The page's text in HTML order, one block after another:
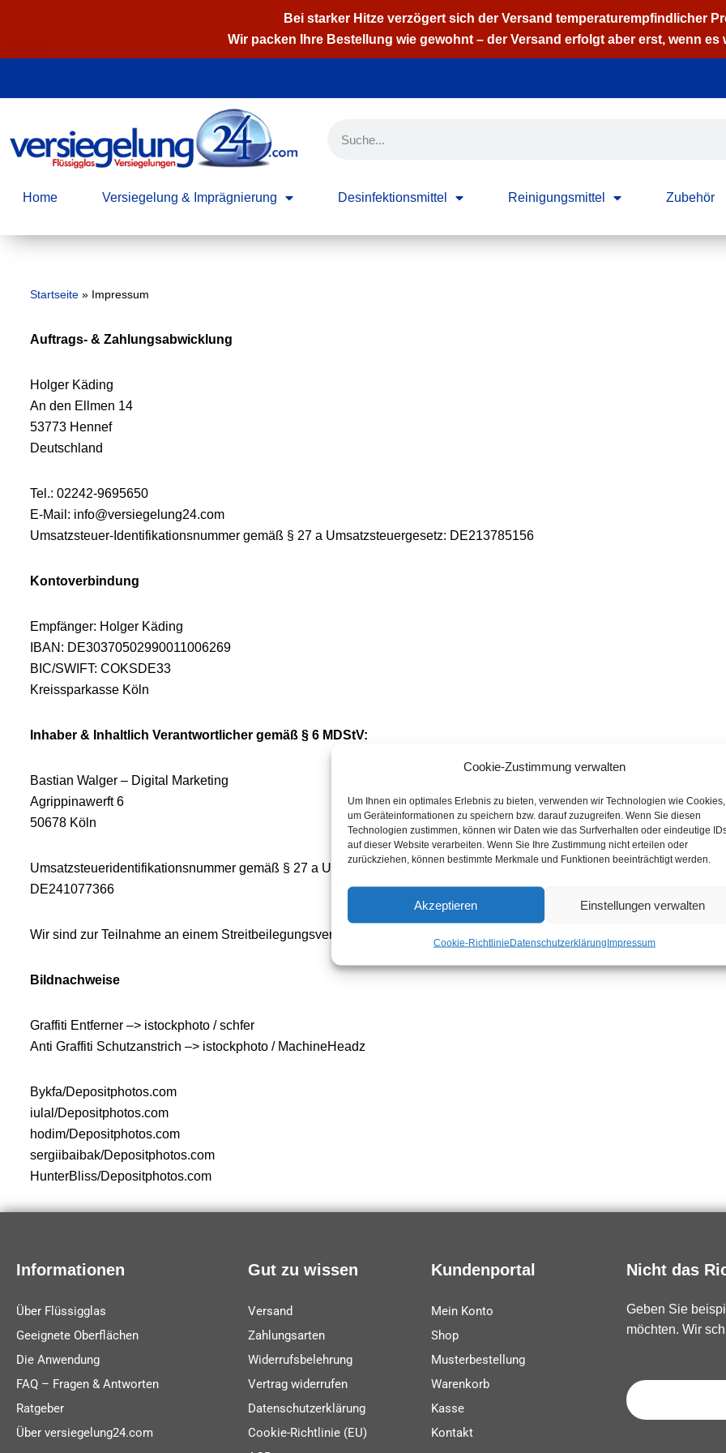
Cookie-Zustimmung verwalten
Um Ihnen ein optimales Erlebnis zu bieten, verwenden wir Technologien wie Cookies,
um Geräteinformationen zu speichern bzw. darauf zuzugreifen. Wenn Sie diesen
Technologien zustimmen, können wir Daten wie das Surfverhalten oder eindeutige
auf dieser Website verarbeiten. Wenn Sie Ihre Zustimmung nicht erteilen oder
zurückziehen, können bestimmte Merkmale und Funktionen beeinträchtigt werden.
Akzeptieren Einstellungen verwalten
Cookie-RichtlinieDatenschutzerklärungImpressum
Bei starker Hitze verzögert sich der Versand temperaturempfindlicher
Wir packen Ihre Bestellung wie gewohnt – der Versand erfolgt aber erst, wenn es
Home Versiegelung & Imprägnierung Desinfektionsmittel Reinigungsmittel Zubehör
Startseite » Impressum
Auftrags- & Zahlungsabwicklung
Holger Käding
An den Ellmen 14
53773 Hennef
Deutschland
Tel.: 02242-9695650
E-Mail: info@versiegelung24.com
Umsatzsteuer-Identifikationsnummer gemäß § 27 a Umsatzsteuergesetz: DE213785156
Kontoverbindung
Empfänger: Holger Käding
IBAN: DE30370502990011006269
BIC/SWIFT: COKSDE33
Kreissparkasse Köln
Inhaber & Inhaltlich Verantwortlicher gemäß § 6 MDStV:
Bastian Walger – Digital Marketing
Agrippinawerft 6
50678 Köln
Umsatzsteueridentifikationsnummer gemäß § 27 a Umsatzsteuergesetz:
DE241077366
Wir sind zur Teilnahme an einem Streitbeilegungsverfahren vor einer Verbraucherschlichtungsstelle weder verpflichtet
Bildnachweise
Graffiti Entferner –> istockphoto / schfer
Anti Graffiti Schutzanstrich –> istockphoto / MachineHeadz
Bykfa/Depositphotos.com
iulal/Depositphotos.com
hodim/Depositphotos.com
sergiibaibak/Depositphotos.com
HunterBliss/Depositphotos.com
Informationen
Über Flüssigglas
Geeignete Oberflächen
Die Anwendung
FAQ – Fragen & Antworten
Ratgeber
Über versiegelung24.com
Gut zu wissen
Versand
Zahlungsarten
Widerrufsbelehrung
Vertrag widerrufen
Datenschutzerklärung
Cookie-Richtlinie (EU)
Kundenportal
Mein Konto
Shop
Musterbestellung
Warenkorb
Kasse
Kontakt
Nicht das
Geben Sie
möchten. Wir